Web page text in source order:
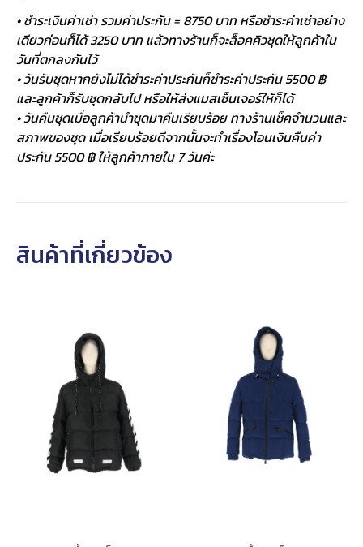
• ชำระเงินค่าเช่า รวมค่าประกัน = 8750 บาท หรือชำระค่าเช่าอย่าง
เดียวก่อนก็ได้ 3250 บาท แล้วทางร้านก็จะล็อคคิวชุดให้ลูกค้าใน
วันที่ตกลงกันไว้
• วันรับชุดหากยังไม่ได้ชำระค่าประกันก็ชำระค่าประกัน 5500 ฿
และลูกค้าก็รับชุดกลับไป หรือให้ส่งแมสเซ็นเจอร์ให้ก็ได้
• วันคืนชุดเมื่อลูกค้านำชุดมาคืนเรียบร้อย ทางร้านเช็คจำนวนและ
สภาพของชุด เมื่อเรียบร้อยดีจากนั้นจะทำเรื่องโอนเงินคืนค่า
ประกัน 5500 ฿ ให้ลูกค้าภายใน 7 วันค่ะ
สินค้าที่เกี่ยวข้อง